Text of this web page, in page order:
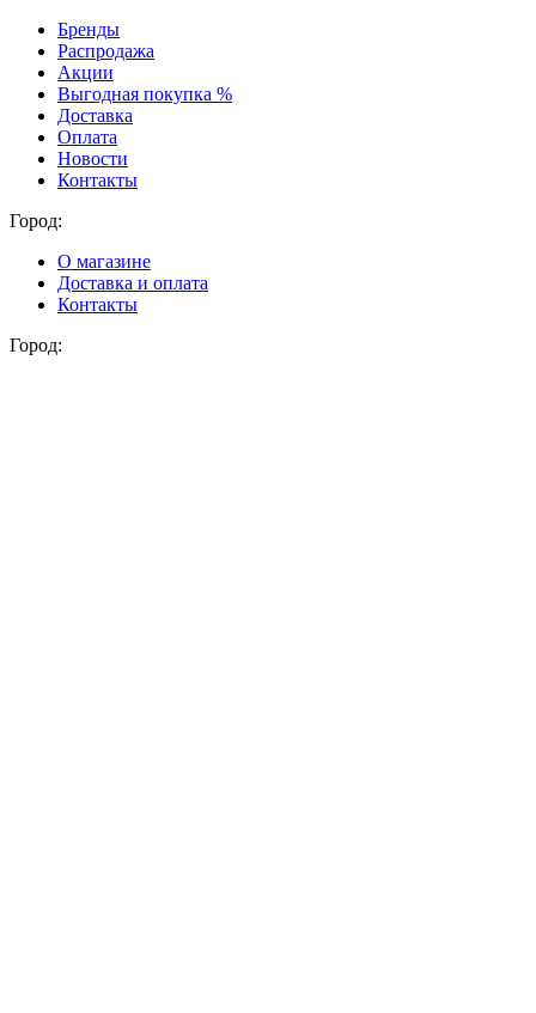
Бренды
Распродажа
Акции
Выгодная покупка %
Доставка
Оплата
Новости
Контакты
Город:
О магазине
Доставка и оплата
Контакты
Город: